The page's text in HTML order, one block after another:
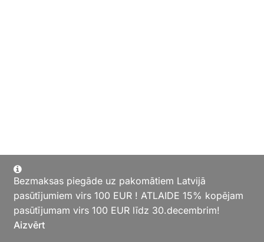
Bezmaksas piegāde uz pakomātiem Latvijā
pasūtījumiem virs 100 EUR ! ATLAIDE 15% kopējam
pasūtījumam virs 100 EUR līdz 30.decembrim!
Aizvērt